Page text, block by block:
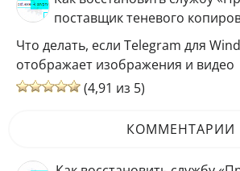
поставщик теневого
Что делать, если Telegram для
отображает изображения и видео
(4,91 из 5)
КОММЕНТАРИИ